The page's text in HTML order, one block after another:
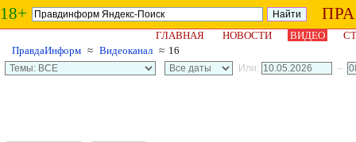
18+
ГЛАВНАЯ НОВОСТИ ВИДЕО
ПравдаИнформ ≈ Видеоканал ≈ 16
Или: –